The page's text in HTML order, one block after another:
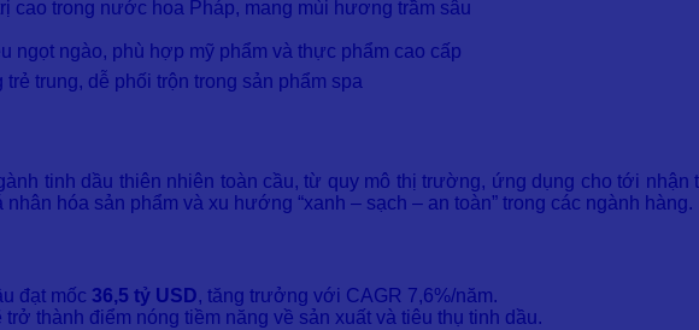
cao trong nước hoa Pháp, mang mùi hương trầm sâu
ngọt ngào, phù hợp mỹ phẩm và thực phẩm cao cấp
trẻ trung, dễ phối trộn trong sản phẩm spa
tinh dầu thiên nhiên toàn cầu, từ quy mô thị trường, ứng dụng cho tới
hóa sản phẩm và xu hướng “xanh – sạch – an toàn” trong các ngành hàng.
đạt mốc 36,5 tỷ USD, tăng trưởng với CAGR 7,6%/năm.
thành điểm nóng tiềm năng về sản xuất và tiêu thụ tinh dầu.